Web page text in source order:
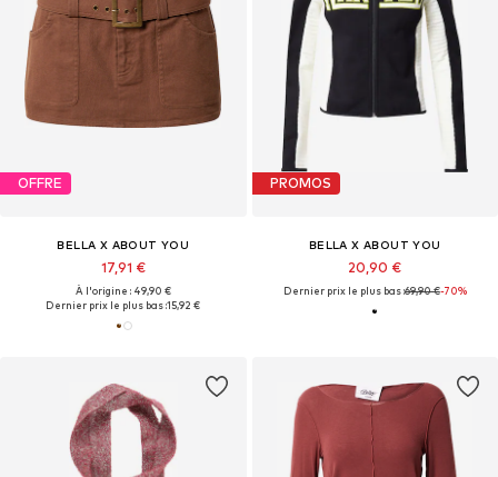
OFFRE
BELLA X ABOUT YOU
17,91 €
À l'origine : 49,90 €
Dernier prix le plus bas :15,92 €
PROMOS
BELLA X ABOUT YOU
20,90 €
Dernier prix le plus bas :69,90 €-70%